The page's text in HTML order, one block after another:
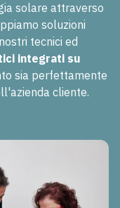
solare attraverso
soluzioni
tecnici ed
integrati su
sia perfettamente
cliente.